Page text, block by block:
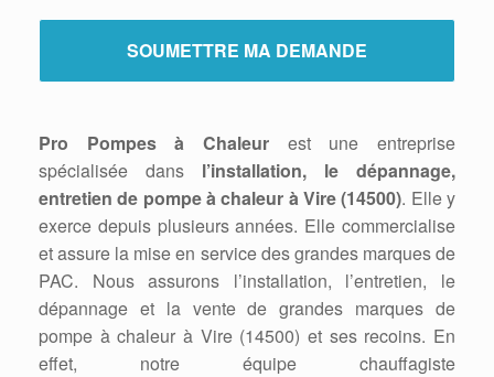
Pro Pompes à Chaleur est une entreprise
spécialisée dans l’installation, le dépannage,
entretien de pompe à chaleur à Vire (14500). Elle y
exerce depuis plusieurs années. Elle commercialise
et assure la mise en service des grandes marques de
PAC. Nous assurons l’installation, l’entretien, le
dépannage et la vente de grandes marques de
pompe à chaleur à Vire (14500) et ses recoins. En
effet, notre équipe chauffagiste